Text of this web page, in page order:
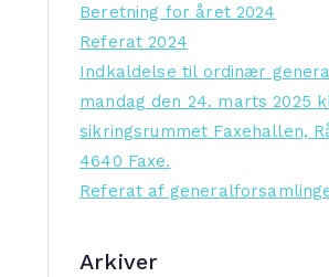
Beretning for året 2024
Referat 2024
Indkaldelse til ordinær
mandag den 24. marts 2025
sikringsrummet Faxehallen,
4640 Faxe.
Referat af
Arkiver